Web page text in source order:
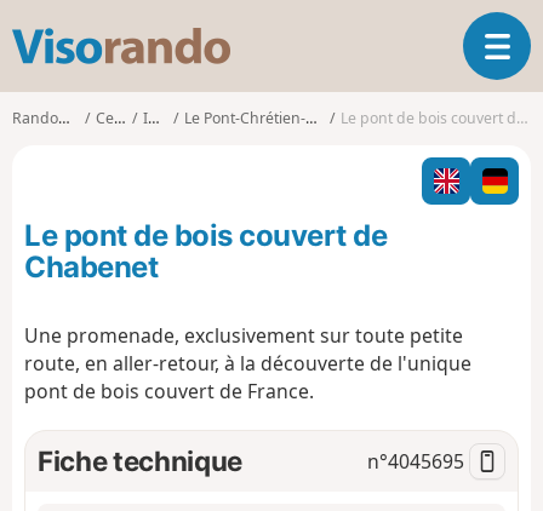
s
o
o
O
u
v
i
r
l
i
Randonnées Centre Indre Le Pont-Chrétien-Chabenet Le pont de bois couvert de Chabenet
Le pont de bois couvert de
Chabenet
Une promenade, exclusivement sur toute petite
route, en aller-retour, à la découverte de l'unique
pont de bois couvert de France.
Fiche technique n°4045695